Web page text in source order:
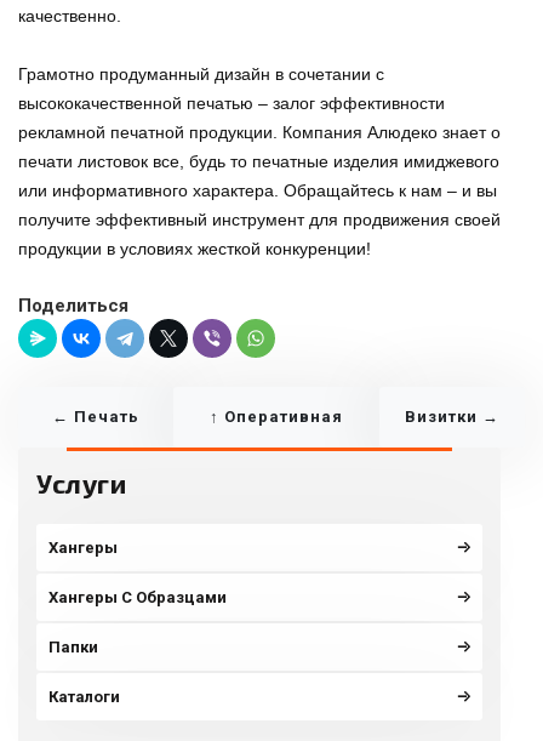
качественно.
Грамотно продуманный дизайн в сочетании с
высококачественной печатью – залог эффективности
рекламной печатной продукции. Компания Алюдеко знает о
печати листовок все, будь то печатные изделия имиджевого
или информативного характера. Обращайтесь к нам – и вы
получите эффективный инструмент для продвижения своей
продукции в условиях жесткой конкуренции!
Поделиться
← Печать
Плакатов
↑ Оперативная Визитки →
Услуги
Хангеры
Хангеры С Образцами
Папки
Каталоги